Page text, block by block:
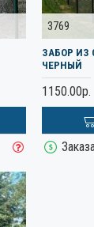
3769
ЗАБОР ИЗ
ЧЕРНЫЙ
1150.00р.